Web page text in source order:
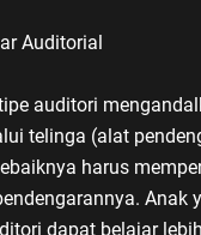
Auditorial
auditori
telinga (alat
harus
Anak
dapat belajar